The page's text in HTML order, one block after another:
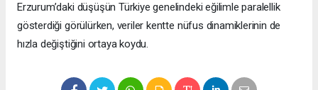
Erzurum’daki düşüşün Türkiye genelindeki eğilimle paralellik
gösterdiği görülürken, veriler kentte nüfus dinamiklerinin de
hızla değiştiğini ortaya koydu.